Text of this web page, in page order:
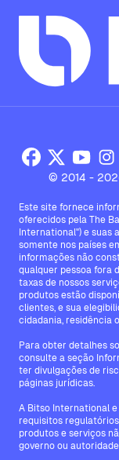
© 2014 -
Este site fornece
oferecidos pela The
International") e suas
somente nos países
informações não
qualquer pessoa fora
taxas de nossos
produtos estão
clientes, e sua
cidadania, residência
Para obter detalhes
consulte a seção
ter divulgações de
páginas jurídicas.
A Bitso International
requisitos
produtos e serviços
governo ou